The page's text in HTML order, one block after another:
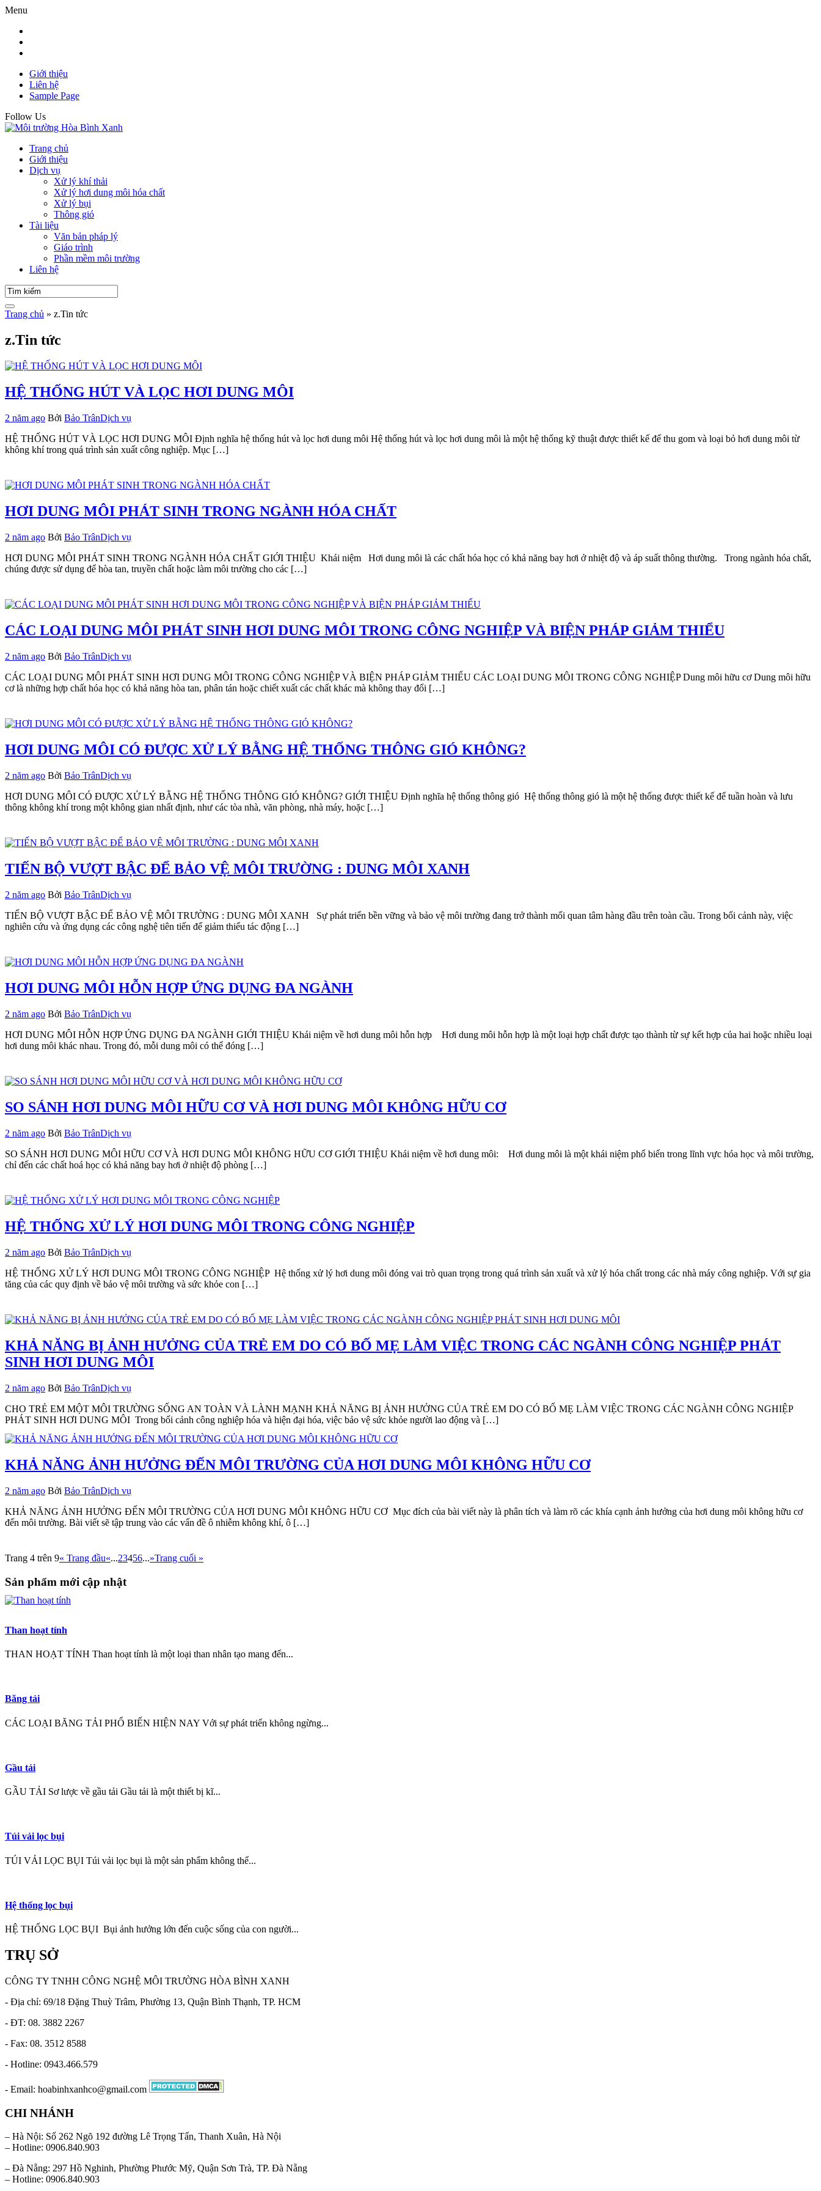
Menu
Giới thiệu
Liên hệ
Sample Page
Follow Us
Trang chủ
Giới thiệu
Dịch vụ
Xử lý khí thải
Xử lý hơi dung môi hóa chất
Xử lý bụi
Thông gió
Tài liệu
Văn bản pháp lý
Giáo trình
Phần mềm môi trường
Liên hệ
Trang chủ » z.Tin tức
z.Tin tức
HỆ THỐNG HÚT VÀ LỌC HƠI DUNG MÔI
2 năm ago Bởi Bảo TrânDịch vụ
HỆ THỐNG HÚT VÀ LỌC HƠI DUNG MÔI Định nghĩa hệ thống hút và lọc hơi dung môi Hệ thống hút và lọc hơi dung môi là một hệ thống kỹ thuật được thiết kế để thu gom và loại bỏ hơi dung môi từ
không khí trong quá trình sản xuất công nghiệp. Mục […]
HƠI DUNG MÔI PHÁT SINH TRONG NGÀNH HÓA CHẤT
2 năm ago Bởi Bảo TrânDịch vụ
HƠI DUNG MÔI PHÁT SINH TRONG NGÀNH HÓA CHẤT GIỚI THIỆU Khái niệm Hơi dung môi là các chất hóa học có khả năng bay hơi ở nhiệt độ và áp suất thông thường. Trong ngành hóa chất,
chúng được sử dụng để hòa tan, truyền chất hoặc làm môi trường cho các […]
CÁC LOẠI DUNG MÔI PHÁT SINH HƠI DUNG MÔI TRONG CÔNG NGHIỆP VÀ BIỆN PHÁP GIẢM THIỂU
2 năm ago Bởi Bảo TrânDịch vụ
CÁC LOẠI DUNG MÔI PHÁT SINH HƠI DUNG MÔI TRONG CÔNG NGHIỆP VÀ BIỆN PHÁP GIẢM THIỂU CÁC LOẠI DUNG MÔI TRONG CÔNG NGHIỆP Dung môi hữu cơ Dung môi hữu
cơ là những hợp chất hóa học có khả năng hòa tan, phân tán hoặc chiết xuất các chất khác mà không thay đổi […]
HƠI DUNG MÔI CÓ ĐƯỢC XỬ LÝ BẰNG HỆ THỐNG THÔNG GIÓ KHÔNG?
2 năm ago Bởi Bảo TrânDịch vụ
HƠI DUNG MÔI CÓ ĐƯỢC XỬ LÝ BẰNG HỆ THỐNG THÔNG GIÓ KHÔNG? GIỚI THIỆU Định nghĩa hệ thống thông gió Hệ thống thông gió là một hệ thống được thiết kế để tuần hoàn và lưu
thông không khí trong một không gian nhất định, như các tòa nhà, văn phòng, nhà máy, hoặc […]
TIẾN BỘ VƯỢT BẬC ĐỂ BẢO VỆ MÔI TRƯỜNG : DUNG MÔI XANH
2 năm ago Bởi Bảo TrânDịch vụ
TIẾN BỘ VƯỢT BẬC ĐỂ BẢO VỆ MÔI TRƯỜNG : DUNG MÔI XANH Sự phát triển bền vững và bảo vệ môi trường đang trở thành mối quan tâm hàng đầu trên toàn cầu. Trong bối cảnh này, việc
nghiên cứu và ứng dụng các công nghệ tiên tiến để giảm thiểu tác động […]
HƠI DUNG MÔI HỖN HỢP ỨNG DỤNG ĐA NGÀNH
2 năm ago Bởi Bảo TrânDịch vụ
HƠI DUNG MÔI HỖN HỢP ỨNG DỤNG ĐA NGÀNH GIỚI THIỆU Khái niệm về hơi dung môi hỗn hợp Hơi dung môi hỗn hợp là một loại hợp chất được tạo thành từ sự kết hợp của hai hoặc nhiều loại
hơi dung môi khác nhau. Trong đó, mỗi dung môi có thể đóng […]
SO SÁNH HƠI DUNG MÔI HỮU CƠ VÀ HƠI DUNG MÔI KHÔNG HỮU CƠ
2 năm ago Bởi Bảo TrânDịch vụ
SO SÁNH HƠI DUNG MÔI HỮU CƠ VÀ HƠI DUNG MÔI KHÔNG HỮU CƠ GIỚI THIỆU Khái niệm về hơi dung môi: Hơi dung môi là một khái niệm phổ biến trong lĩnh vực hóa học và môi trường,
chỉ đến các chất hoá học có khả năng bay hơi ở nhiệt độ phòng […]
HỆ THỐNG XỬ LÝ HƠI DUNG MÔI TRONG CÔNG NGHIỆP
2 năm ago Bởi Bảo TrânDịch vụ
HỆ THỐNG XỬ LÝ HƠI DUNG MÔI TRONG CÔNG NGHIỆP Hệ thống xử lý hơi dung môi đóng vai trò quan trọng trong quá trình sản xuất và xử lý hóa chất trong các nhà máy công nghiệp. Với sự gia
tăng của các quy định về bảo vệ môi trường và sức khỏe con […]
KHẢ NĂNG BỊ ẢNH HƯỞNG CỦA TRẺ EM DO CÓ BỐ MẸ LÀM VIỆC TRONG CÁC NGÀNH CÔNG NGHIỆP PHÁT
SINH HƠI DUNG MÔI
2 năm ago Bởi Bảo TrânDịch vụ
CHO TRẺ EM MỘT MÔI TRƯỜNG SỐNG AN TOÀN VÀ LÀNH MẠNH KHẢ NĂNG BỊ ẢNH HƯỞNG CỦA TRẺ EM DO CÓ BỐ MẸ LÀM VIỆC TRONG CÁC NGÀNH CÔNG NGHIỆP
PHÁT SINH HƠI DUNG MÔI Trong bối cảnh công nghiệp hóa và hiện đại hóa, việc bảo vệ sức khỏe người lao động và […]
KHẢ NĂNG ẢNH HƯỞNG ĐẾN MÔI TRƯỜNG CỦA HƠI DUNG MÔI KHÔNG HỮU CƠ
2 năm ago Bởi Bảo TrânDịch vụ
KHẢ NĂNG ẢNH HƯỞNG ĐẾN MÔI TRƯỜNG CỦA HƠI DUNG MÔI KHÔNG HỮU CƠ Mục đích của bài viết này là phân tích và làm rõ các khía cạnh ảnh hưởng của hơi dung môi không hữu cơ
đến môi trường. Bài viết sẽ tập trung vào các vấn đề ô nhiễm không khí, ô […]
Trang 4 trên 9« Trang đầu«...23456...»Trang cuối »
Sản phẩm mới cập nhật
Than hoạt tính
THAN HOẠT TÍNH Than hoạt tính là một loại than nhân tạo mang đến...
Băng tải
CÁC LOẠI BĂNG TẢI PHỔ BIẾN HIỆN NAY Với sự phát triển không ngừng...
Gầu tải
GẦU TẢI Sơ lược về gầu tải Gầu tải là một thiết bị kĩ...
Túi vải lọc bụi
TÚI VẢI LỌC BỤI Túi vải lọc bụi là một sản phẩm không thể...
Hệ thống lọc bụi
HỆ THỐNG LỌC BỤI Bụi ảnh hưởng lớn đến cuộc sống của con người...
TRỤ SỞ
CÔNG TY TNHH CÔNG NGHỆ MÔI TRƯỜNG HÒA BÌNH XANH
- Địa chỉ: 69/18 Đặng Thuỳ Trâm, Phường 13, Quận Bình Thạnh, TP. HCM
- ĐT: 08. 3882 2267
- Fax: 08. 3512 8588
- Hotline: 0943.466.579
- Email: hoabinhxanhco@gmail.com
CHI NHÁNH
– Hà Nội: Số 262 Ngõ 192 đường Lê Trọng Tấn, Thanh Xuân, Hà Nội
– Hotline: 0906.840.903
– Đà Nẵng: 297 Hồ Nghinh, Phường Phước Mỹ, Quận Sơn Trà, TP. Đà Nẵng
– Hotline: 0906.840.903